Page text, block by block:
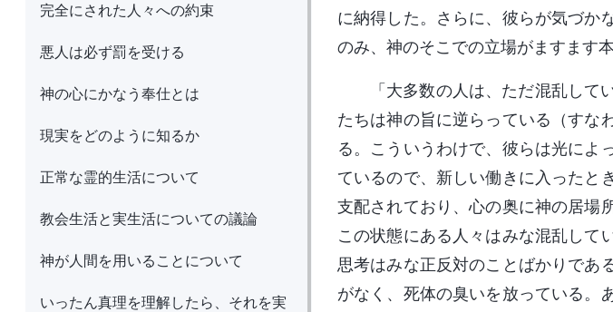
完全にされた人々への約束
悪人は必ず罰を受ける
神の心にかなう奉仕とは
現実をどのように知るか
正常な霊的生活について
教会生活と実生活についての議論
神が人間を用いることについて
いったん真理を理解したら、それを実
に納得した。さらに、彼らが気づか
のみ、神のそこでの立場がますます
「大多数の人は、ただ混乱し
たちは神の旨に逆らっている（すな
る。こういうわけで、彼らは光によ
ているので、新しい働きに入ったと
支配されており、心の奥に神の居場
この状態にある人々はみな混乱して
思考はみな正反対のことばかりであ
がなく、死体の臭いを放っている。